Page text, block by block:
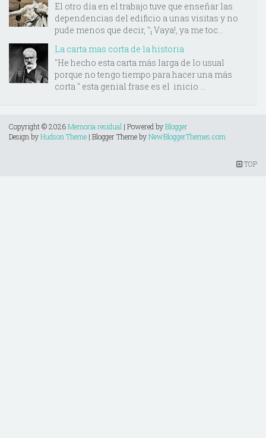
El otro día en el trabajo tuve que enseñar las
dependencias del edificio a unas visitas y no
pude menos que decir, "¡ Vaya!, ya me toc...
La carta mas corta de la historia
"He hecho esta carta más larga de lo usual
porque no tengo tiempo para hacer una más
corta " esta genial frase es el inicio ...
Copyright ©2026Memoria residual | Powered byBlogger
Design byHudson Theme | Blogger Theme byNewBloggerThemes.com
TOP